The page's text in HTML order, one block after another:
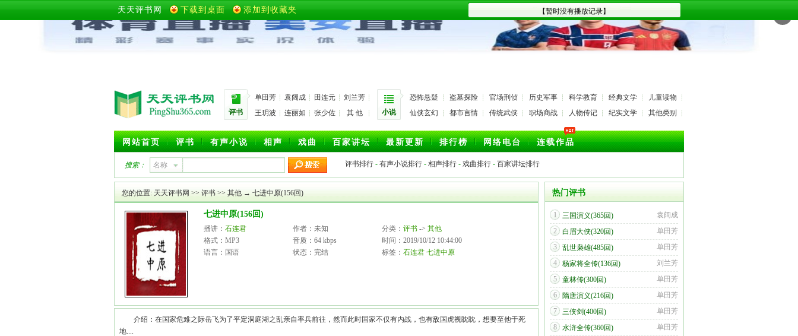
天天评书网 下载到桌面 添加到收藏夹
评书
单田芳 袁阔成 田连元
刘兰芳
王玥波
连丽如 张少佐 其 他 小说
恐怖悬疑 盗墓探险 官场刑侦 历史军事 科学教育 经典文学
儿童读物
仙侠玄幻
都市言情 传统武侠 职场商战 人物传记 纪实文学 其他类别
网站首页 评书 有声小说 相声 戏曲 百家讲坛 最新更新 排行榜 网络电台 连载作品
搜索： 名称 评书排行 - 有声小说排行 - 相声排行 - 戏曲排行 - 百家讲坛排行
您的位置: 天天评书网 >> 评书 >> 其他 → 七进中原(156回)
七进中原(156回)
播讲： 石连君 作者：未知 分类： 评书-> 其他
格式：MP3
音质：64 kbps
时间：2019/10/12 10:44:00
语言：国语
状态：完结 标签： 石连君 七进中原
介绍：在国家危难之际岳飞为了平定洞庭湖之乱亲自率兵前往，然而此时国家不仅有内战，也有敌国虎视眈眈，想要至他于死
地....
热门评书
袁阔成
1
三国演义(365回)
单田芳
2
白眉大侠(320回)
单田芳
3
乱世枭雄(485回)
刘兰芳
4
杨家将全传(136回)
单田芳
5
童林传(300回)
单田芳
6
隋唐演义(216回)
单田芳
7
三侠剑(400回)
单田芳
8
水浒全传(360回)